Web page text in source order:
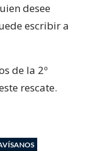
desee
escribir a
de la 2º
rescate.